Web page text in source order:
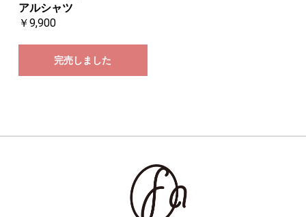
アルシャツ
￥9,900
完売しました